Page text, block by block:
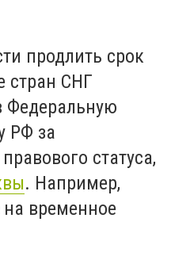
продлить срок
стран СНГ
Федеральную
РФ за
статуса,
. Например,
временное